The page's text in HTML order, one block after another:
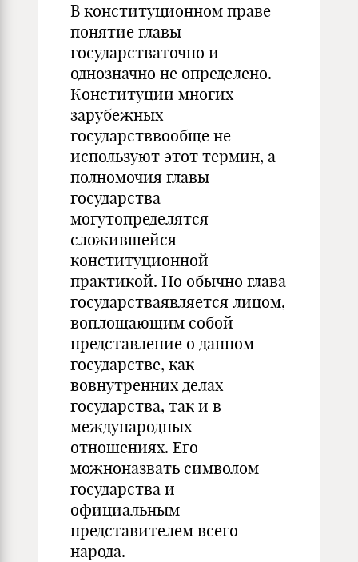
В конституционном праве
понятие главы
государстваточно и
однозначно не определено.
Конституции многих
зарубежных
государстввообще не
используют этот термин, а
полномочия главы
государства
могутопределятся
сложившейся
конституционной
практикой. Но обычно глава
государстваявляется лицом,
воплощающим собой
представление о данном
государстве, как
вовнутренних делах
государства, так и в
международных
отношениях. Его
можноназвать символом
государства и
официальным
представителем всего
народа.